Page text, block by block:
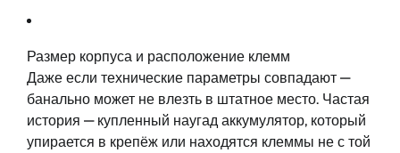
Размер корпуса и расположение клемм
Даже если технические параметры совпадают —
банально может не влезть в штатное место. Частая
история — купленный наугад аккумулятор, который
упирается в крепёж или находятся клеммы не с той